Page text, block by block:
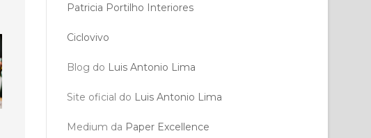
Patricia Portilho Interiores
Ciclovivo
Blog do Luis Antonio Lima
Site oficial do Luis Antonio Lima
Medium da Paper Excellence